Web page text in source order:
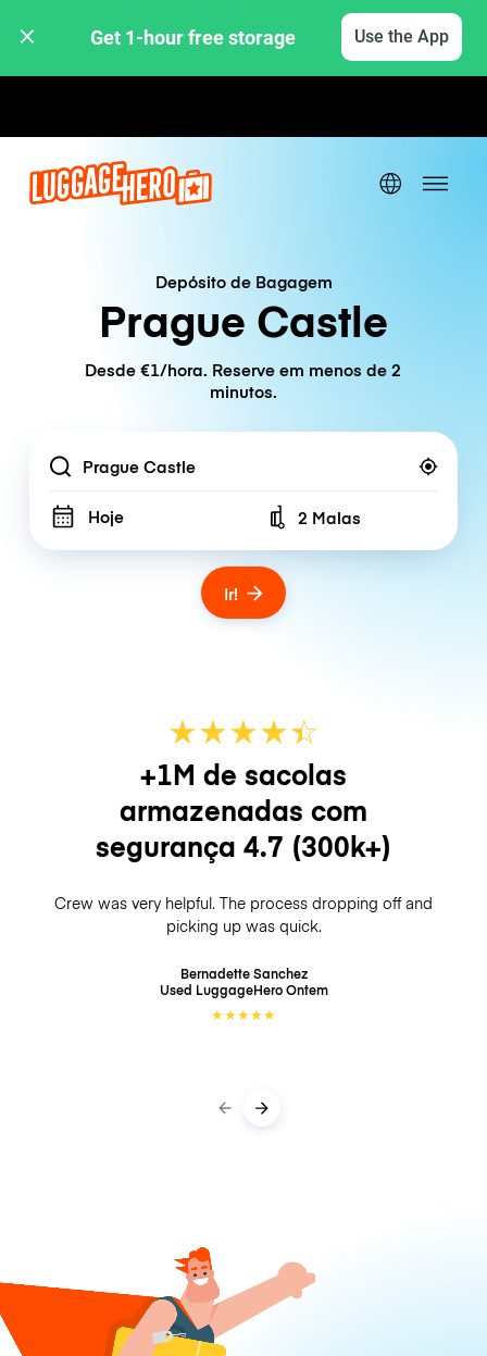
Get 1-hour free storage Use the App
Depósito de Bagagem
Prague Castle
Desde €1/hora. Reserve em menos de 2
minutos.
Location
Hoje Number of bags
2 Malas
Ir!
★★★★☆
★
+1M de sacolas
armazenadas com
segurança 4.7 (300k+)
Crew was very helpful. The process dropping off and
picking up was quick.
Bernadette Sanchez
Used LuggageHeroOntem
★★★★★